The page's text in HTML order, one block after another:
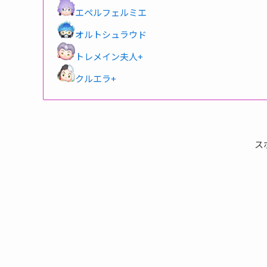
エペルフェルミエ
オルトシュラウド
トレメイン夫人+
クルエラ+
ス